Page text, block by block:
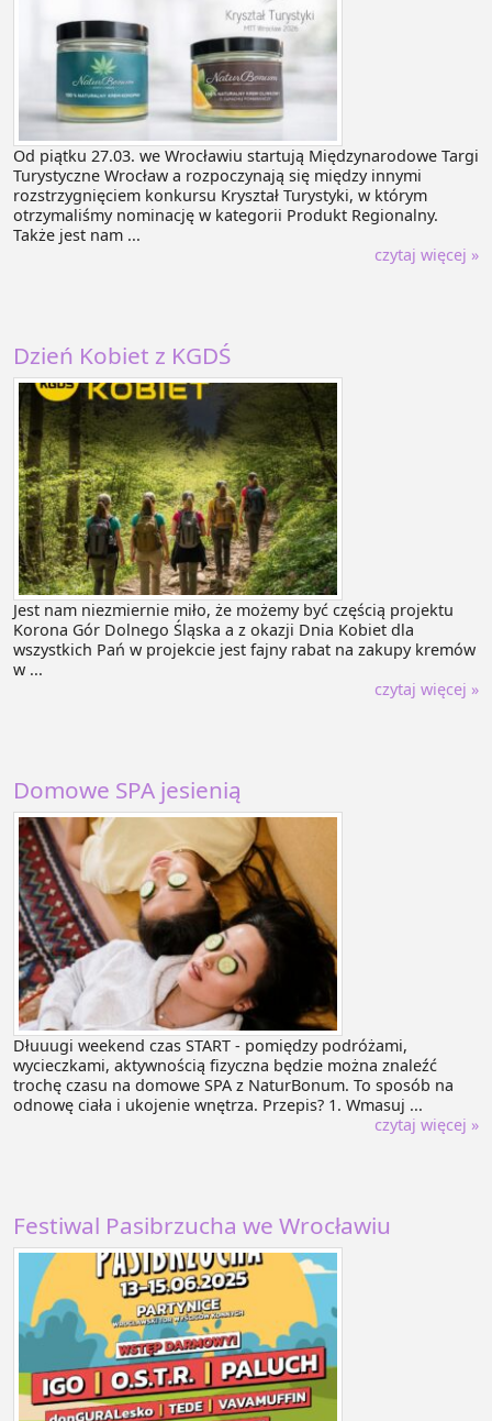
Od piątku 27.03. we Wrocławiu startują Międzynarodowe Targi
Turystyczne Wrocław a rozpoczynają się między innymi
rozstrzygnięciem konkursu Kryształ Turystyki, w którym
otrzymaliśmy nominację w kategorii Produkt Regionalny.
Także jest nam ...
czytaj więcej »
Dzień Kobiet z KGDŚ
Jest nam niezmiernie miło, że możemy być częścią projektu
Korona Gór Dolnego Śląska a z okazji Dnia Kobiet dla
wszystkich Pań w projekcie jest fajny rabat na zakupy kremów
w ...
czytaj więcej »
Domowe SPA jesienią
Dłuuugi weekend czas START - pomiędzy podróżami,
wycieczkami, aktywnością fizyczna będzie można znaleźć
trochę czasu na domowe SPA z NaturBonum. To sposób na
odnowę ciała i ukojenie wnętrza. Przepis? 1. Wmasuj ...
czytaj więcej »
Festiwal Pasibrzucha we Wrocławiu